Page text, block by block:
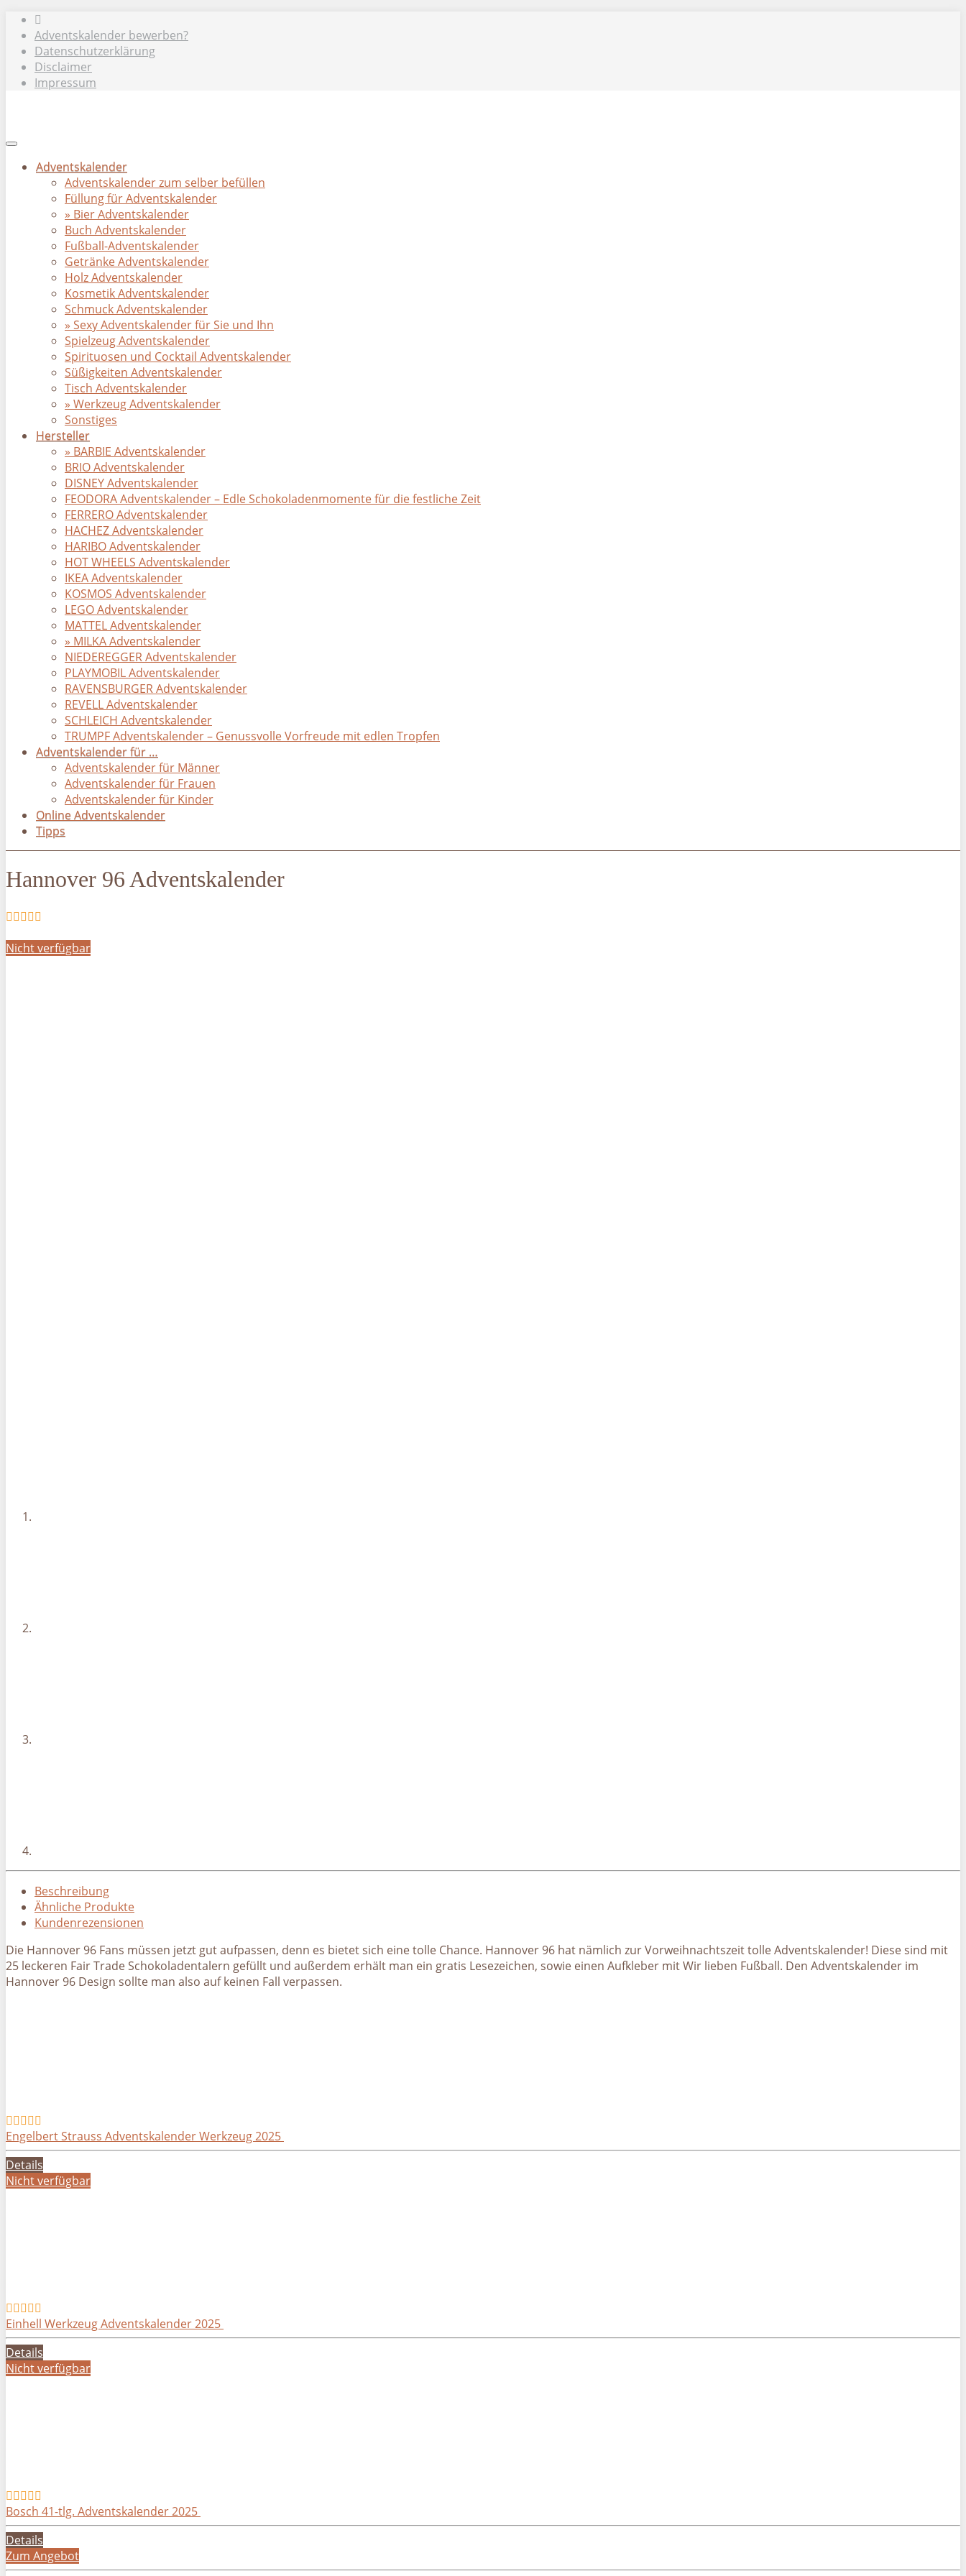
Skip
main
content
Adventskalender bewerben?
Datenschutzerklärung
Disclaimer
Impressum
Toggle
navigationAdventskalender
Adventskalender zum selber befüllen
Füllung für Adventskalender
» Bier Adventskalender
Buch Adventskalender
Fußball-Adventskalender
Getränke Adventskalender
Holz Adventskalender
Kosmetik Adventskalender
Schmuck Adventskalender
» Sexy Adventskalender für Sie und Ihn
Spielzeug Adventskalender
Spirituosen und Cocktail Adventskalender
Süßigkeiten Adventskalender
Tisch Adventskalender
» Werkzeug Adventskalender
Sonstiges
Hersteller
» BARBIE Adventskalender
BRIO Adventskalender
DISNEY Adventskalender
FEODORA Adventskalender – Edle Schokoladenmomente für die festliche Zeit
FERRERO Adventskalender
HACHEZ Adventskalender
HARIBO Adventskalender
HOT WHEELS Adventskalender
IKEA Adventskalender
KOSMOS Adventskalender
LEGO Adventskalender
MATTEL Adventskalender
» MILKA Adventskalender
NIEDEREGGER Adventskalender
PLAYMOBIL Adventskalender
RAVENSBURGER Adventskalender
REVELL Adventskalender
SCHLEICH Adventskalender
TRUMPF Adventskalender – Genussvolle Vorfreude mit edlen Tropfen
Adventskalender für …
Adventskalender für Männer
Adventskalender für Frauen
Adventskalender für Kinder
Online Adventskalender
Tipps
Hannover 96 Adventskalender
Nicht verfügbar
Beschreibung
Ähnliche Produkte
Kundenrezensionen
Die Hannover 96 Fans müssen jetzt gut aufpassen, denn es bietet sich eine tolle Chance. Hannover 96 hat nämlich zur Vorweihnachtszeit tolle Adventskalender! Diese sind mit
25 leckeren Fair Trade Schokoladentalern gefüllt und außerdem erhält man ein gratis Lesezeichen, sowie einen Aufkleber mit Wir lieben Fußball. Den Adventskalender im
Hannover 96 Design sollte man also auf keinen Fall verpassen.
Engelbert Strauss Adventskalender Werkzeug 2025
Details
Nicht verfügbar
Einhell Werkzeug Adventskalender 2025
Details
Nicht verfügbar
Bosch 41-tlg. Adventskalender 2025
Details
Zum Angebot